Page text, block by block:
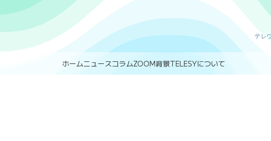
テレ
ホームニュースコラムZOOM背景TELESYについて